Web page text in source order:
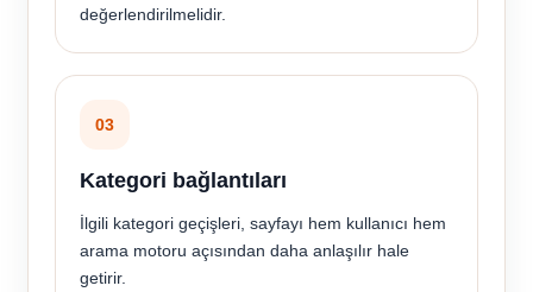
değerlendirilmelidir.
03
Kategori bağlantıları
İlgili kategori geçişleri, sayfayı hem kullanıcı hem
arama motoru açısından daha anlaşılır hale
getirir.